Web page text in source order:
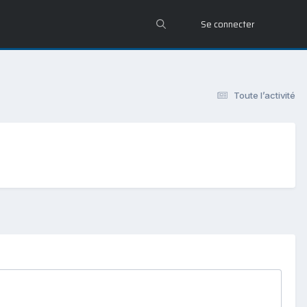
Se connecter
Toute l’activité